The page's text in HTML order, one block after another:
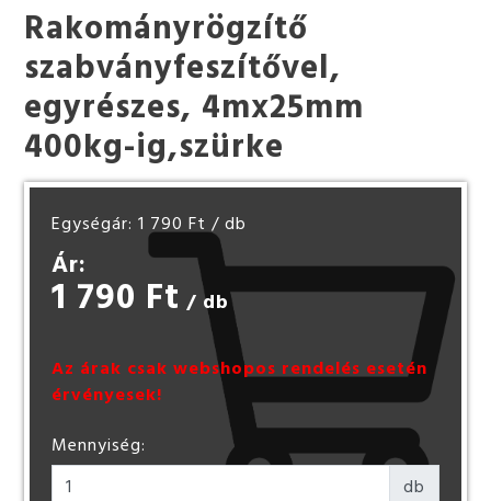
Rakományrögzítő
szabványfeszítővel,
egyrészes, 4mx25mm
400kg-ig,szürke
Egységár: 1 790 Ft / db
Ár:
1 790 Ft / db
Az árak csak webshopos rendelés esetén
érvényesek!
Mennyiség:
db